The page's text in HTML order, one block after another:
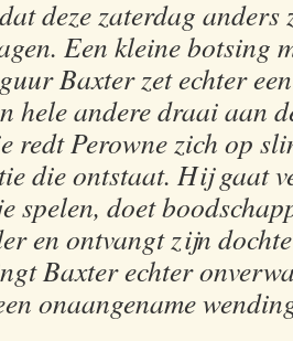
deze zaterdag
Een kleine botsing
Baxter zet echter
hele andere draai aan
redt Perowne zich op
die ontstaat. Hij gaat
spelen, doet
en ontvangt zijn
Baxter echter
onaangename